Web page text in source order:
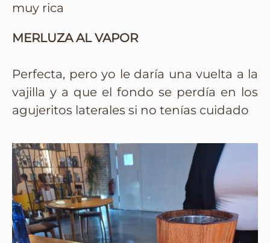
muy rica
MERLUZA AL VAPOR
Perfecta, pero yo le daría una vuelta a la
vajilla y a que el fondo se perdía en los
agujeritos laterales si no tenías cuidado